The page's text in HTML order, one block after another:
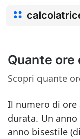
Quante ore
Scopri quante
Il numero di ore
durata. Un
anno bisestile